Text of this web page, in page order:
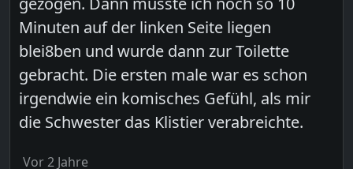
Minuten auf der linken Seite liegen
blei8ben und wurde dann zur Toilette
gebracht. Die ersten male war es schon
irgendwie ein komisches Gefühl, als mir
die Schwester das Klistier verabreichte.
Vor 2 Jahre